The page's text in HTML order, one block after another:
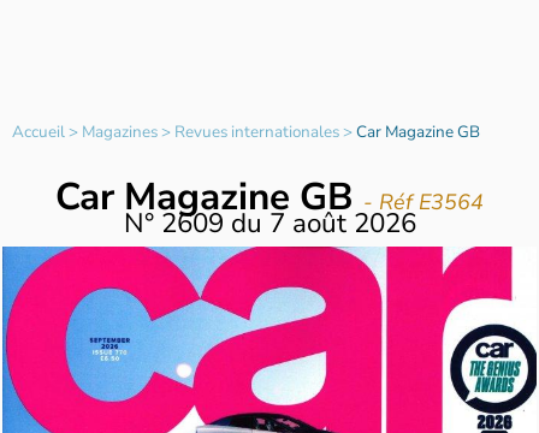
Accueil> Magazines> Revues internationales>Car Magazine GB
Car Magazine GB - Réf E3564
N° 2609 du 7 août 2026